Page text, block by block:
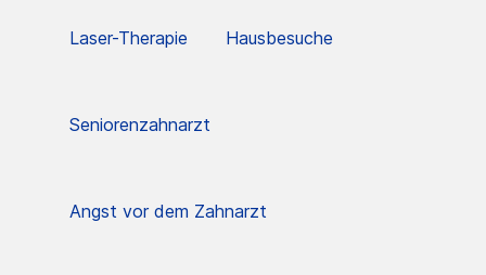
Laser-Therapie Hausbesuche
Seniorenzahnarzt
Angst vor dem Zahnarzt